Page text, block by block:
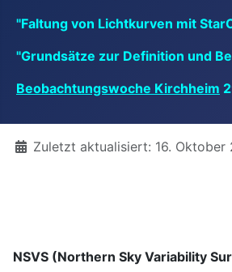
"Faltung von Lichtkurven mit
"Grundsätze zur Definition und
Beobachtungswoche Kirchheim
DetailsZuletzt aktualisiert: 16. Oktober
NSVS (Northern Sky Variability